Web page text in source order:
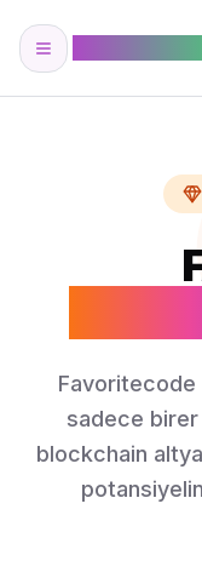
Favoritecode
sadece
blockchain